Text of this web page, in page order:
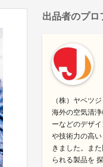
出品者のプロ
（株）ヤベツ
海外の空気清
ーなどのデザ
や技術力の高
きました。ま
られる製品を